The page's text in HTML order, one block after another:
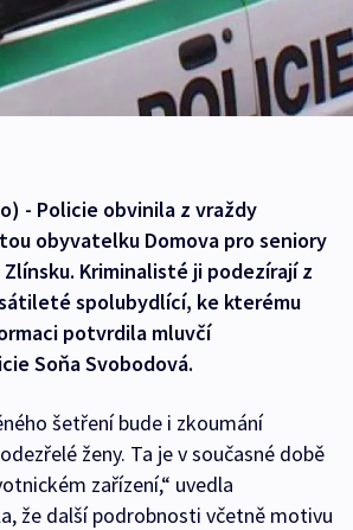
- Policie obvinila z vraždy
obyvatelku Domova pro seniory
Kriminalisté ji podezírají z
spolubydlící, ke kterému
potvrdila mluvčí
Soňa Svobodová.
šetření bude i zkoumání
ženy. Ta je v současné době
zařízení,“ uvedla
že další podrobnosti včetně motivu